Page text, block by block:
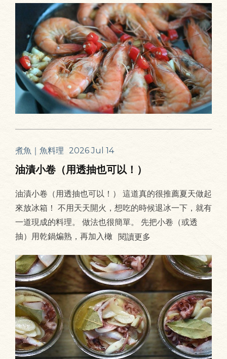
煮魚｜魚料理 2026 Jul 14
油漬小卷（用透抽也可以！）
油漬小卷（用透抽也可以！） 這道真的很推薦夏天做起
來放冰箱！ 不用天天開火，想吃的時候退冰一下，就有
一道現成的料理。 做法也很簡單。 先把小卷（或透
抽）用乾鍋煸熟，再加入橄 閱讀更多